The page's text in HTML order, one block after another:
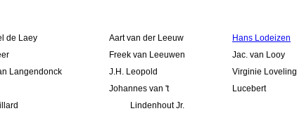
de Laey Aart van der Leeuw
Hans Lodeizen
Freek van Leeuwen
Jac. van Looy
Langendonck
J.H. Leopold
Virginie Loveling
Johannes van 't
Lucebert
Lindenhout Jr.